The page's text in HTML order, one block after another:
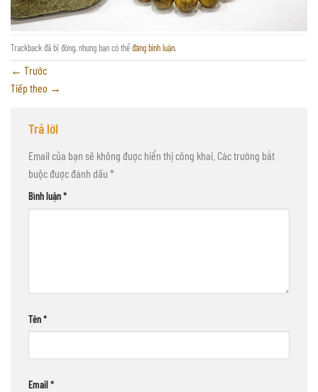
Trackback đã bị đóng, nhưng bạn có thểđăng bình luận.
← Trước
Tiếp theo →
Trả lời
Email của bạn sẽ không được hiển thị công khai. Các trường bắt
buộc được đánh dấu *
Bình luận*
Tên*
Email*